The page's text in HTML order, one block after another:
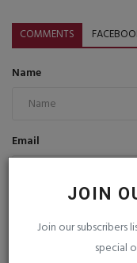
JOIN
Join our
special
COMMENTS
Name
Email